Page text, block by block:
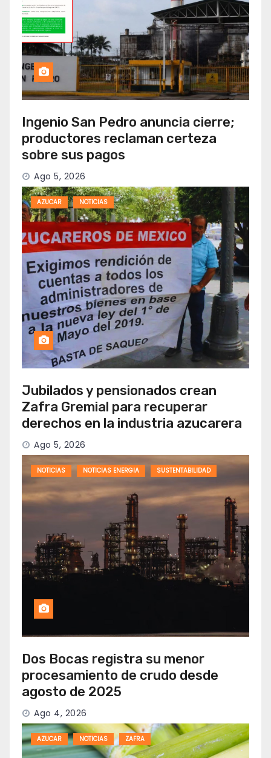
Ingenio San Pedro anuncia cierre;
productores reclaman certeza
sobre sus pagos
Ago 5, 2026
AZUCAR NOTICIAS
Jubilados y pensionados crean
Zafra Gremial para recuperar
derechos en la industria azucarera
Ago 5, 2026
NOTICIAS NOTICIAS ENERGIA SUSTENTABILIDAD
Dos Bocas registra su menor
procesamiento de crudo desde
agosto de 2025
Ago 4, 2026
AZUCAR NOTICIAS ZAFRA